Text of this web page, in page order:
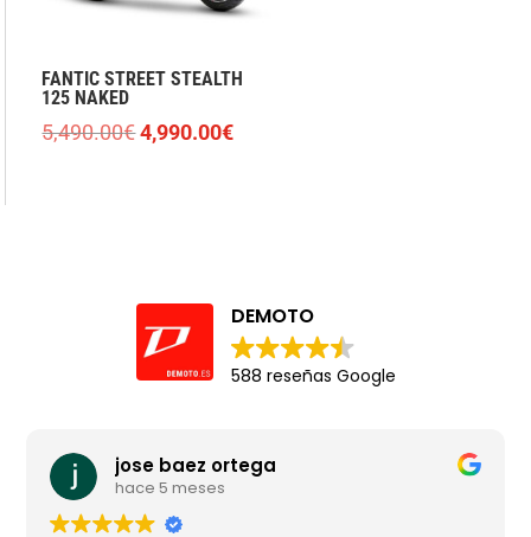
FANTIC STREET STEALTH
125 NAKED
5,490.00€El
4,990.00€El
DEMOTO
588 reseñas Google
jose baez ortega
hace 5 meses